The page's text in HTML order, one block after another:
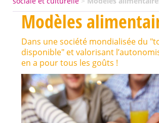
Modèles
Dans une société mondialisée du
disponible" et valorisant
en a pour tous les goûts !